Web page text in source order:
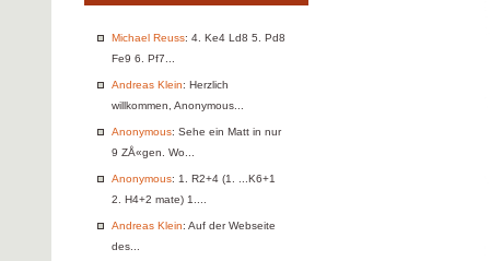
Michael Reuss: 4. Ke4 Ld8 5. Pd8
Fe9 6. Pf7...
Andreas Klein: Herzlich
willkommen, Anonymous...
Anonymous: Sehe ein Matt in nur
9 ZÅ«gen. Wo...
Anonymous: 1. R2+4 (1. ...K6+1
2. H4+2 mate) 1....
Andreas Klein: Auf der Webseite
des...